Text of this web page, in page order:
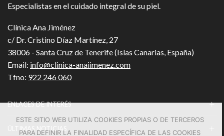
Especialistas en el cuidado integral de su piel.
Clínica Ana Jiménez
c/ Dr. Cristino Díaz Martínez, 27
38006 - Santa Cruz de Tenerife (Islas Canarias, España)
Email: info@clinica-anajimenez.com
Tfno: 922 246 060
ENLACES DE INTERÉS
ÚLTIMAS NOTICIAS
ESTE SITIO WEB UTILIZA COOKIES PROPIAS O DE TERCEROS
PARA DEFINIR LA FINALIDAD ESPECÍFICA DE LAS COOKIES